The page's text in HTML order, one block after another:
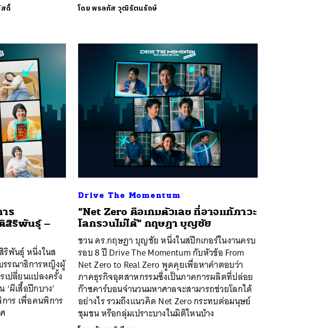
ดิ์ โดยพรลภัส วุฒิรัตนรักษ์
ร
สิริพันธุ์ –
พันธุ์ หนึ่งในส
รรณาธิการหญิงผู้
เปลี่ยนแปลงครั้ง
ผีเสื้อปีกบาง’
าร เพื่อคนพิการ
Drive The Momentum
“Net Zero คือเกมตัวเลข ที่อาจแก้ภาวะ
โลกรวนไม่ได้” กฤษฎา บุญชัย
ชวน ดร.กฤษฎา บุญชัย หนึ่งในสปีกเกอร์ในงานครบ
รอบ 8 ปี Drive The Momentum กับหัวข้อ From
Net Zero to Real Zero พูดคุยเพื่อหาคำตอบว่า
ภาคธุรกิจอุตสาหกรรมซึ่งเป็นภาคการผลิตที่ปล่อย
ก๊าซคาร์บอนจำนวนมหาศาลจะสามารถช่วยโลกได้
อย่างไร รวมถึงแนวคิด Net Zero กระทบต่อมนุษย์
ชุมชน หรือกลุ่มเปราะบางในมิติไหนบ้าง